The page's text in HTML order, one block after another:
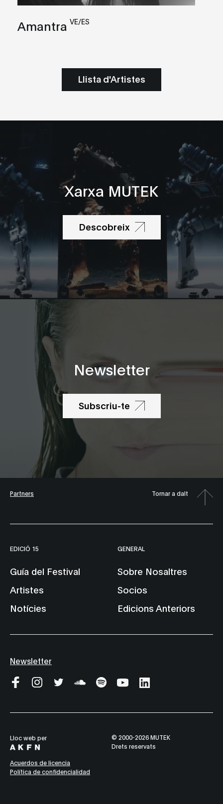
Amantra VE/ES
Llista d'Artistes
Xarxa MUTEK
Descobreix
Newsletter
Subscriu-te
Partners Tornar a dalt
EDICIÓ 15
Guía del Festival
Artistes
Notícies
GENERAL
Sobre Nosaltres
Socios
Edicions Anteriors
Newsletter
Lloc web per
© 2000-2026 MUTEK
Drets reservats
Acuerdos de licencia
Política de confidencialidad